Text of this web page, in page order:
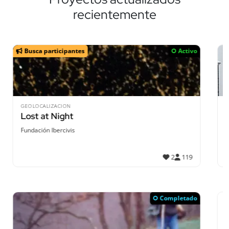
recientemente
Activo
LLUVIAS
Grazalema-Resilente
-
Completado